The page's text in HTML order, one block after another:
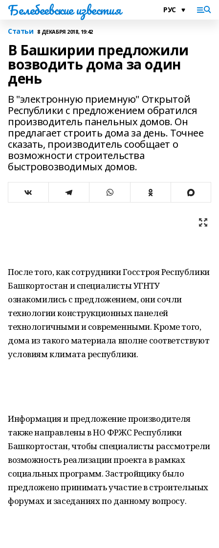
Белебеевские известия
Статьи 8 ДЕКАБРЯ 2018, 19:42
В Башкирии предложили
возводить дома за один
день
В "электронную приемную" Открытой
Республики с предложением обратился
производитель панельных домов. Он
предлагает строить дома за день. Точнее
сказать, производитель сообщает о
возможности строительства
быстровозводимых домов.
После того, как сотрудники Госстроя Республики
Башкортостан и специалисты УГНТУ
ознакомились с предложением, они сочли
технологии конструкционных панелей
технологичными и современными. Кроме того,
дома из такого материала вполне соответствуют
условиям климата республики.
Информация и предложение производителя
также направлены в НО ФРЖС Республики
Башкортостан, чтобы специалисты рассмотрели
возможность реализации проекта в рамках
социальных программ. Застройщику было
предложено принимать участие в строительных
форумах и заседаниях по данному вопросу.